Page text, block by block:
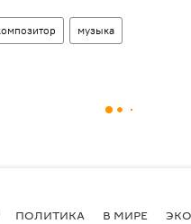
музыка
ПОЛИТИКА В МИРЕ